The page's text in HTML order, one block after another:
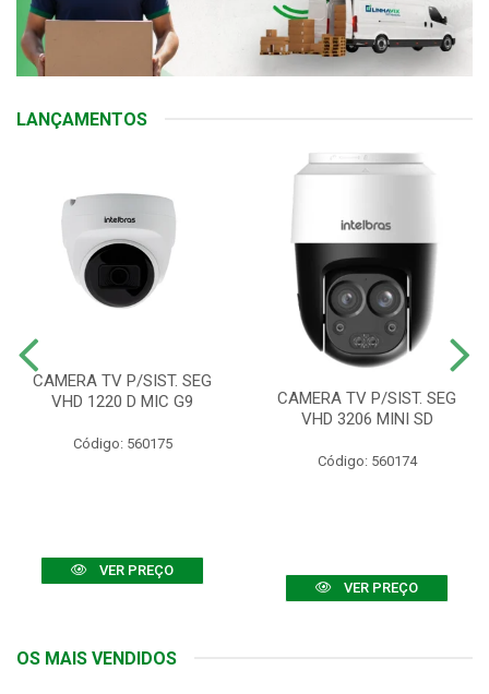
LANÇAMENTOS
CAMERA TV P/SIST. SEG
VHD 1220 D MIC G9
Código: 560175
VER PREÇO
CAMERA TV P/SIST. SEG
VHD 3206 MINI SD
Código: 560174
VER PREÇO
OS MAIS VENDIDOS